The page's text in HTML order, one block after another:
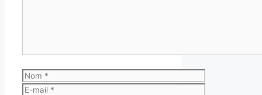
Nom
E-